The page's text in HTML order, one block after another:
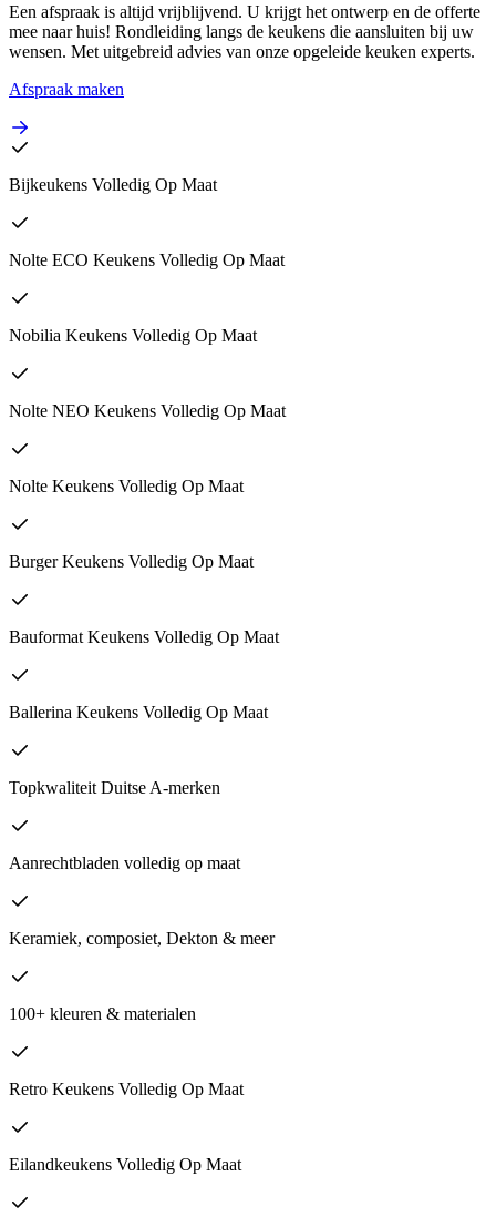
Een afspraak is altijd vrijblijvend. U krijgt het ontwerp en de offerte
mee naar huis! Rondleiding langs de keukens die aansluiten bij uw
wensen. Met uitgebreid advies van onze opgeleide keuken experts.
Afspraak maken
Bijkeukens Volledig Op Maat
Nolte ECO Keukens Volledig Op Maat
Nobilia Keukens Volledig Op Maat
Nolte NEO Keukens Volledig Op Maat
Nolte Keukens Volledig Op Maat
Burger Keukens Volledig Op Maat
Bauformat Keukens Volledig Op Maat
Ballerina Keukens Volledig Op Maat
Topkwaliteit Duitse A-merken
Aanrechtbladen volledig op maat
Keramiek, composiet, Dekton & meer
100+ kleuren & materialen
Retro Keukens Volledig Op Maat
Eilandkeukens Volledig Op Maat